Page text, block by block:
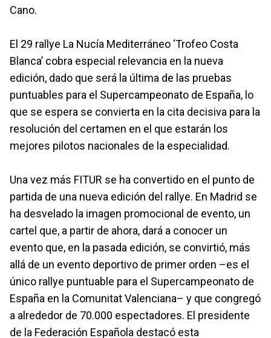
Cano.
El 29 rallye La Nucía Mediterráneo ‘Trofeo Costa
Blanca’ cobra especial relevancia en la nueva
edición, dado que será la última de las pruebas
puntuables para el Supercampeonato de España, lo
que se espera se convierta en la cita decisiva para la
resolución del certamen en el que estarán los
mejores pilotos nacionales de la especialidad.
Una vez más FITUR se ha convertido en el punto de
partida de una nueva edición del rallye. En Madrid se
ha desvelado la imagen promocional de evento, un
cartel que, a partir de ahora, dará a conocer un
evento que, en la pasada edición, se convirtió, más
allá de un evento deportivo de primer orden –es el
único rallye puntuable para el Supercampeonato de
España en la Comunitat Valenciana– y que congregó
a alrededor de 70.000 espectadores. El presidente
de la Federación Española destacó esta